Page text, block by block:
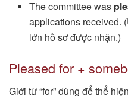
The committee was
applications received.
lớn hồ sơ được nhận.)
Pleased for +
Giới từ “for” dùng để thể